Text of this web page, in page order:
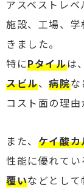
アスベストレ
施設、工場、
きました。
特にPタイルは
スビル、病院な
コスト面の理由
また、 ケイ酸
性能に優れてい
覆いなどとして